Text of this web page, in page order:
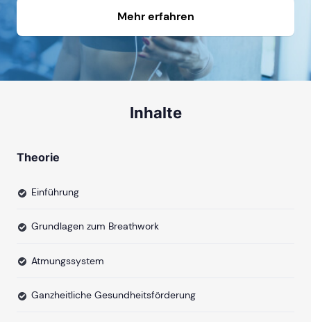
Mehr erfahren
Inhalte
Theorie
Einführung
Grundlagen zum Breathwork
Atmungssystem
Ganzheitliche Gesundheitsförderung